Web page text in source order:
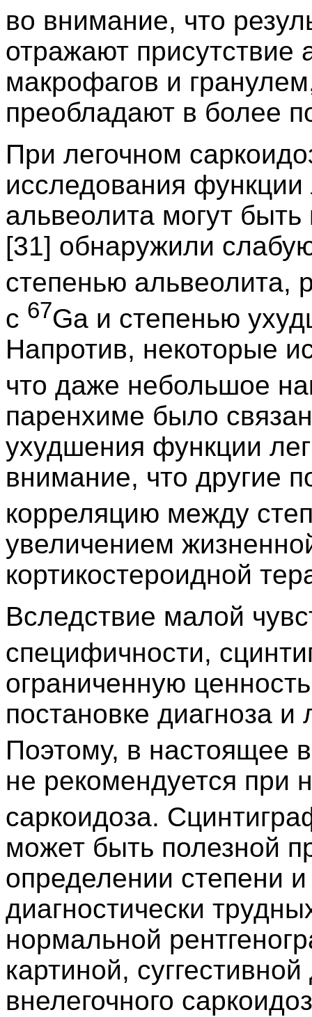
во внимание, что
отражают присутствие
макрофагов и
преобладают в более
При легочном
исследования функции
альвеолита могут
[31] обнаружили
степенью альвеолита,
с 67Ga и степенью
Напротив, некоторые
что даже небольшое
паренхиме было
ухудшения функции
внимание, что другие
корреляцию между
увеличением
кортикостероидной
Вследствие малой
специфичности,
ограниченную
постановке диагноза и
Поэтому, в настоящее
не рекомендуется при
саркоидоза.
может быть полезной
определении степени
диагностически
нормальной
картиной,
внелегочного